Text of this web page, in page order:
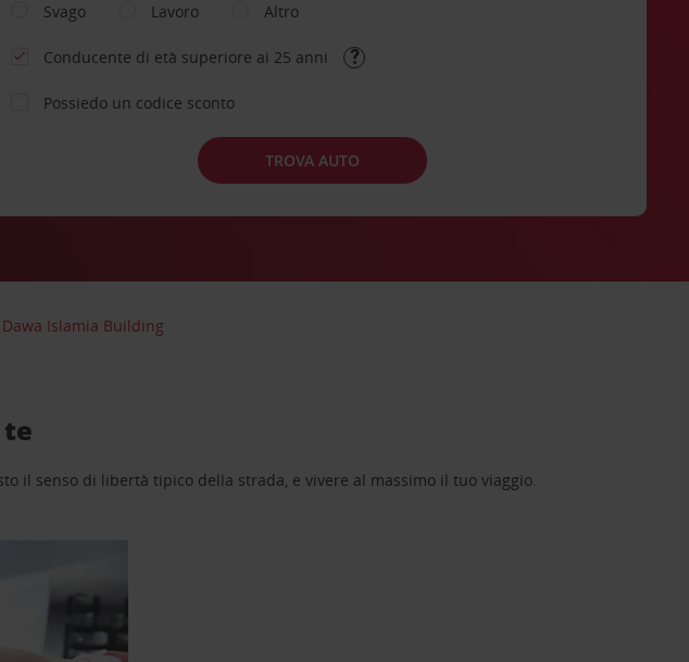
Svago Lavoro Altro
Conducente di età superiore ai 25 anni
Possiedo un codice sconto
TROVA AUTO
Dawa Islamia Building
il senso di libertà tipico della strada, e vivere al massimo il tuo viaggio.